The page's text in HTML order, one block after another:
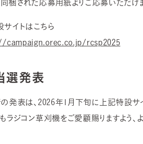
梱された応募用紙よりご応募いただけま
イトはこちら
campaign.orec.co.jp/rcsp2025
発表
発表は、2026年1月下旬に上記特設サ
ラジコン草刈機をご愛顧賜りますよう、